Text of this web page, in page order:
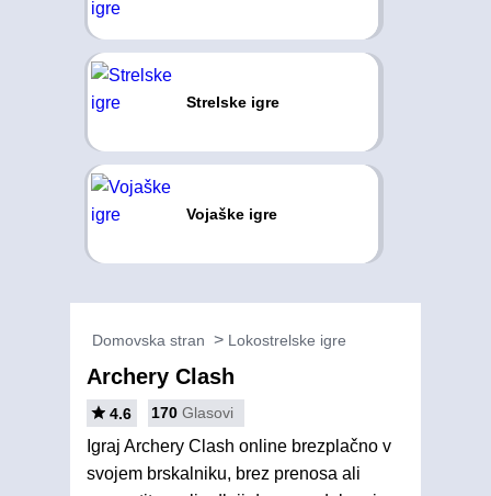
Strelske igre
Vojaške igre
Domovska stran Lokostrelske igre
Archery Clash
4.6 170 Glasovi
Igraj Archery Clash online brezplačno v
svojem brskalniku, brez prenosa ali